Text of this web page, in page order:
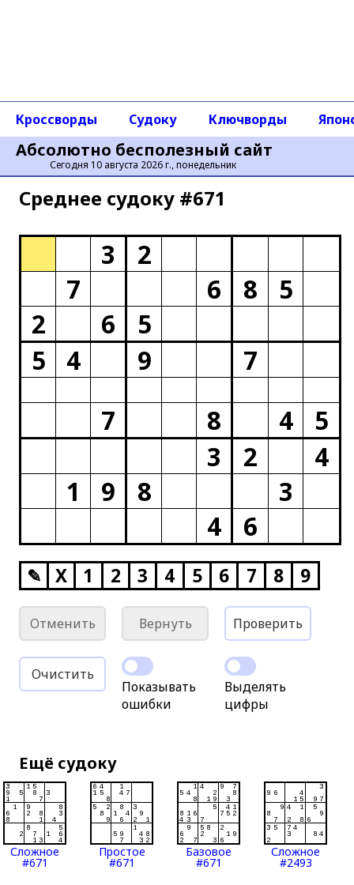
Абсолютно бесполезный сайт
Сегодня 10 августа 2026 г., понедельник
Кроссворды Судоку Ключворды
Среднее cудоку #671
3
2
7
6 8
5
2
6
5
5
4 9
7
7
8 4
5
3
2
4
1
9 8
3
4
6
✎ X 1 2 3 4 5 6 7 8 9
Отменить Вернуть Проверить
Очистить
Показывать
ошибки
Выделять
цифры
Ещё судоку
Сложное
#671
Простое
#671
Базовое
#671
Сложное
#2493